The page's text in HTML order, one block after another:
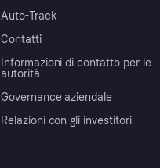
Auto-Track
Contatti
Informazioni di contatto per le
autorità
Governance aziendale
Relazioni con gli investitori